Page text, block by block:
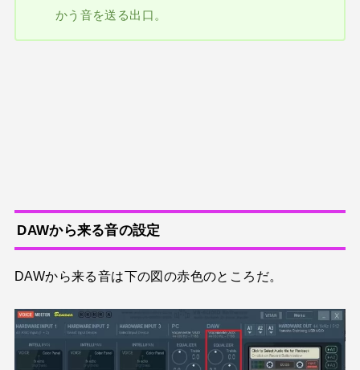
かう音を送る出口。
DAWから来る音の設定
DAWから来る音は下の図の赤色のところだ。